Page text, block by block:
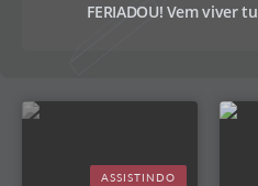
FERIADOU! Vem viver
ASSISTINDO